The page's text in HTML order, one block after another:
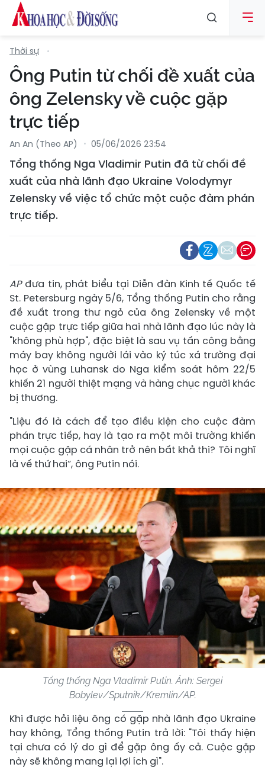
Thời sự
Ông Putin từ chối đề xuất của
ông Zelensky về cuộc gặp
trực tiếp
An An (Theo AP) 05/06/2026 23:54
Tổng thống Nga Vladimir Putin đã từ chối đề
xuất của nhà lãnh đạo Ukraine Volodymyr
Zelensky về việc tổ chức một cuộc đàm phán
trực tiếp.
APđưa tin, phát biểu tại Diễn đàn Kinh tế Quốc tế
St. Petersburg ngày 5/6, Tổng thống Putin cho rằng
đề xuất trong thư ngỏ của ông Zelensky về một
cuộc gặp trực tiếp giữa hai nhà lãnh đạo lúc này là
"không phù hợp", đặc biệt là sau vụ tấn công bằng
máy bay không người lái vào ký túc xá trường đại
học ở vùng Luhansk do Nga kiểm soát hôm 22/5
khiến 21 người thiệt mạng và hàng chục người khác
bị thương.
"Liệu đó là cách để tạo điều kiện cho cuộc đàm
phán trực tiếp, hay là tạo ra một môi trường khiến
mọi cuộc gặp cá nhân trở nên bất khả thi? Tôi nghĩ
là vế thứ hai”, ông Putin nói.
Tổng thống Nga Vladimir Putin. Ảnh: Sergei
Bobylev/Sputnik/Kremlin/AP.
Khi được hỏi liệu ông có gặp nhà lãnh đạo Ukraine
hay không, Tổng thống Putin trả lời: "Tôi thấy hiện
tại chưa có lý do gì để gặp ông ấy cả. Cuộc gặp
này sẽ không mang lại lợi ích gì".